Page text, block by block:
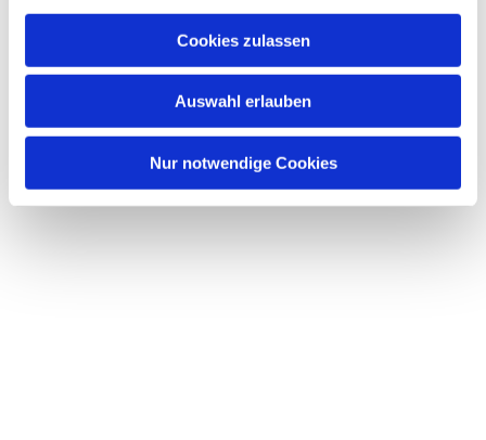
Cookies zulassen
Auswahl erlauben
Nur notwendige Cookies